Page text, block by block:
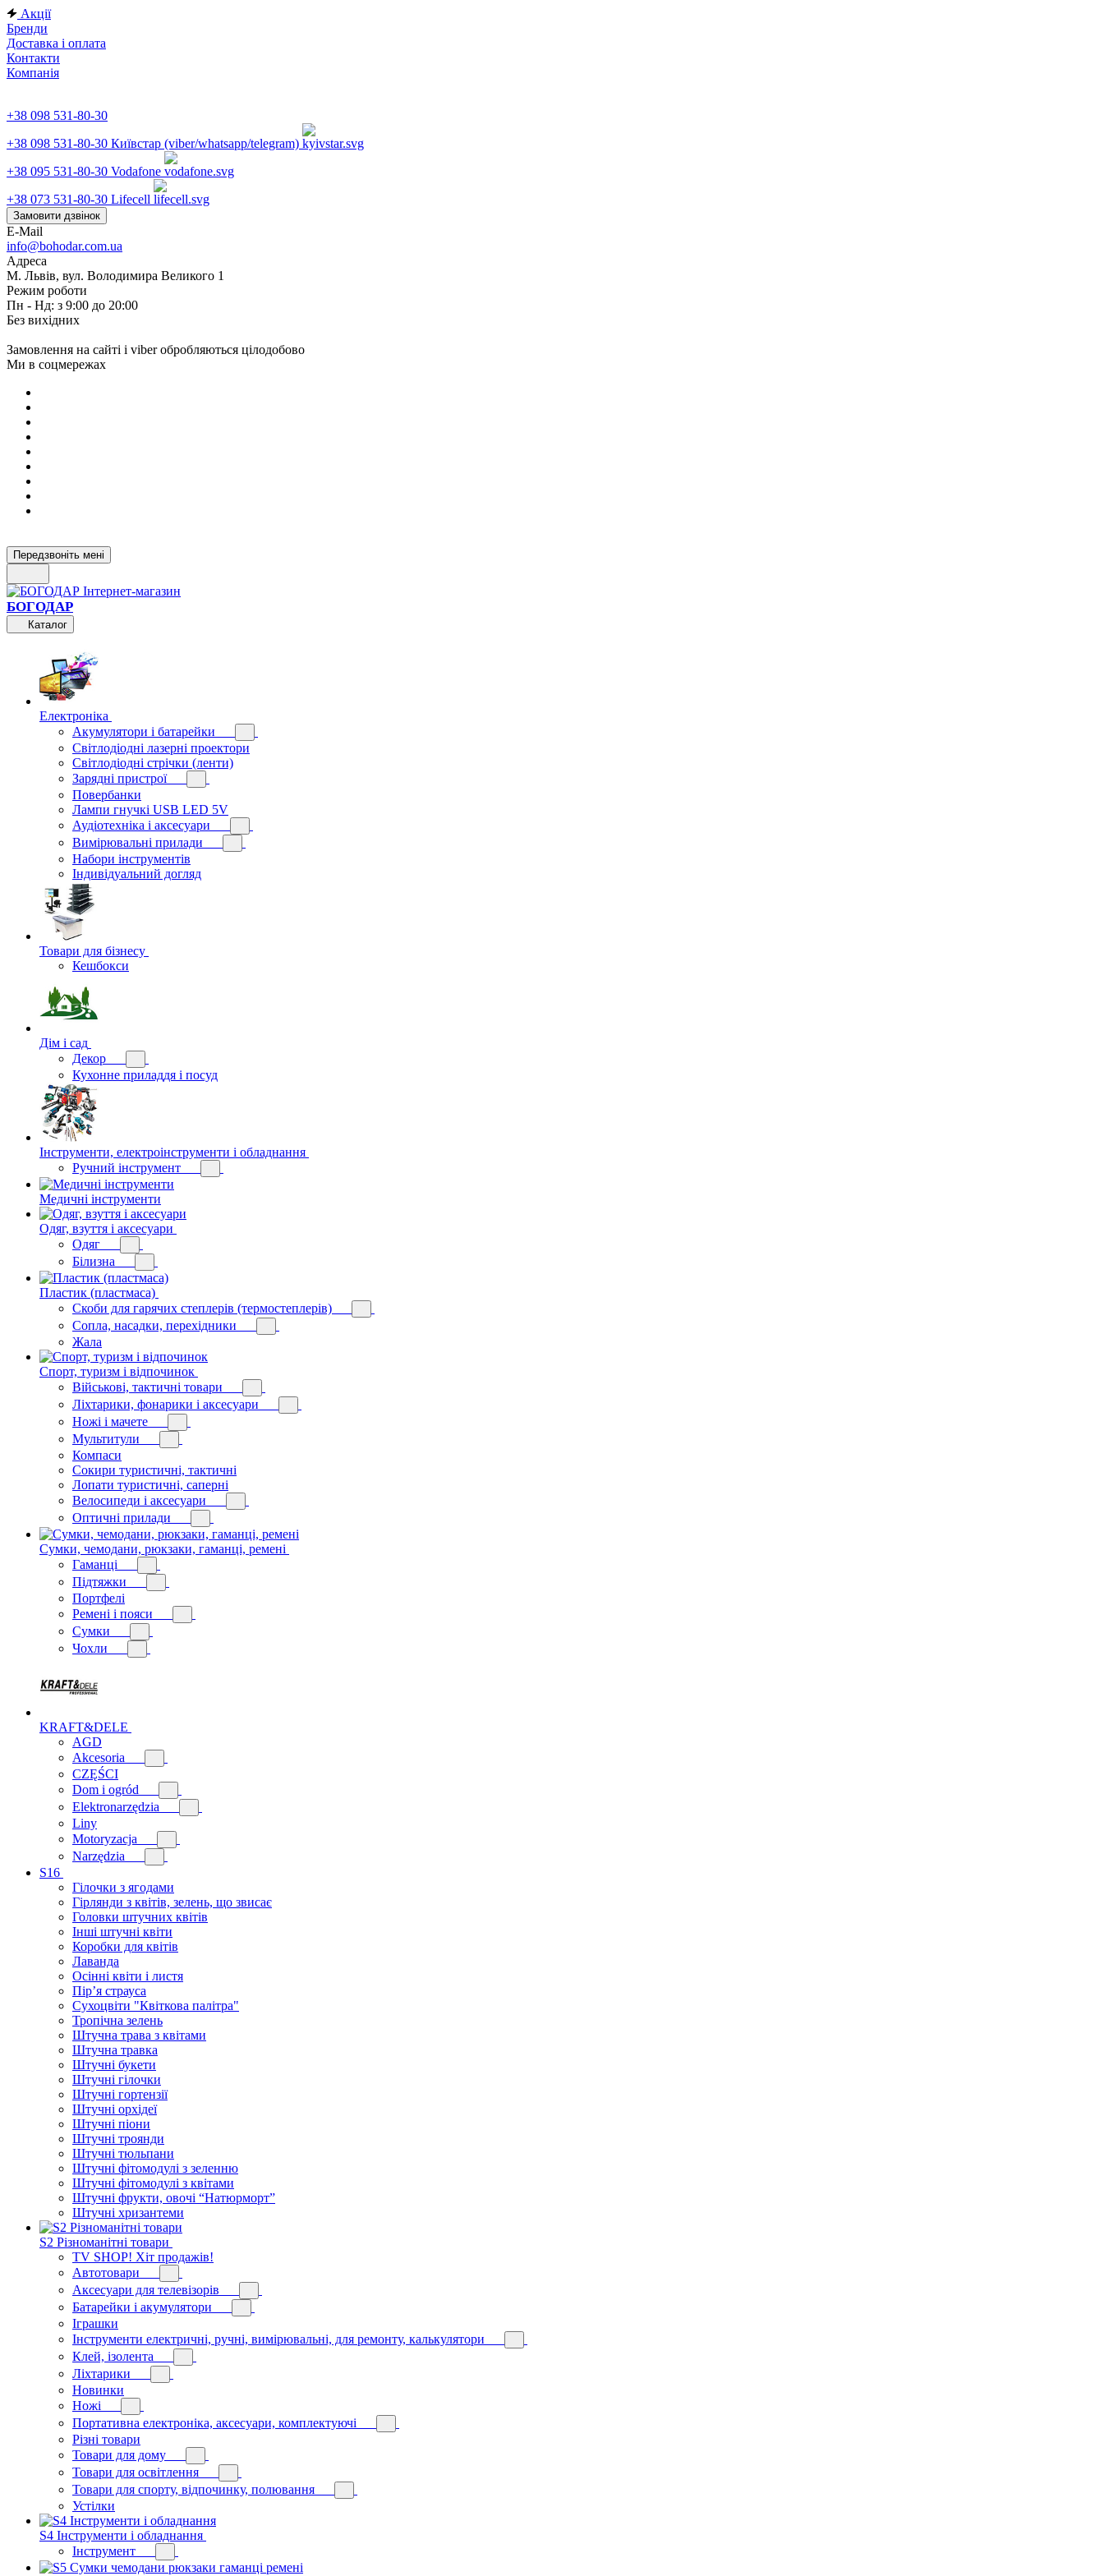
Акції
Бренди
Доставка і оплата
Контакти
Компанія
+38 098 531-80-30
+38 098 531-80-30 Київстар (viber/whatsapp/telegram)
+38 095 531-80-30 Vodafone
+38 073 531-80-30 Lifecell
Замовити дзвінок
E-Mail
info@bohodar.com.ua
Адреса
М. Львів, вул. Володимира Великого 1
Режим роботи
Пн - Нд: з 9:00 до 20:00
Без вихідних
Замовлення на сайті і viber обробляються цілодобово
Ми в соцмережах
Передзвоніть мені
БОГОДАР
Каталог
Електроніка
Акумулятори і батарейки
Світлодіодні лазерні проектори
Світлодіодні стрічки (ленти)
Зарядні пристрої
Повербанки
Лампи гнучкі USB LED 5V
Аудіотехніка і аксесуари
Вимірювальні прилади
Набори інструментів
Індивідуальний догляд
Товари для бізнесу
Кешбокси
Дім і сад
Декор
Кухонне приладдя і посуд
Інструменти, електроінструменти і обладнання
Ручний інструмент
Медичні інструменти
Одяг, взуття і аксесуари
Одяг
Білизна
Пластик (пластмаса)
Скоби для гарячих степлерів (термостеплерів)
Сопла, насадки, перехідники
Жала
Спорт, туризм і відпочинок
Військові, тактичні товари
Ліхтарики, фонарики і аксесуари
Ножі і мачете
Мультитули
Компаси
Сокири туристичні, тактичні
Лопати туристичні, саперні
Велосипеди і аксесуари
Оптичні прилади
Сумки, чемодани, рюкзаки, гаманці, ремені
Гаманці
Підтяжки
Портфелі
Ремені і пояси
Сумки
Чохли
KRAFT&DELE
AGD
Akcesoria
CZĘŚCI
Dom i ogród
Elektronarzędzia
Liny
Motoryzacja
Narzędzia
S16
Гілочки з ягодами
Гірлянди з квітів, зелень, що звисає
Головки штучних квітів
Інші штучні квіти
Коробки для квітів
Лаванда
Осінні квіти і листя
Пір’я страуса
Сухоцвіти "Квіткова палітра"
Тропічна зелень
Штучна трава з квітами
Штучна травка
Штучні букети
Штучні гілочки
Штучні гортензії
Штучні орхідеї
Штучні піони
Штучні троянди
Штучні тюльпани
Штучні фітомодулі з зеленню
Штучні фітомодулі з квітами
Штучні фрукти, овочі “Натюрморт”
Штучні хризантеми
S2 Різноманітні товари
TV SHOP! Хіт продажів!
Автотовари
Аксесуари для телевізорів
Батарейки і акумулятори
Іграшки
Інструменти електричні, ручні, вимірювальні, для ремонту, калькулятори
Клей, ізолента
Ліхтарики
Новинки
Ножі
Портативна електроніка, аксесуари, комплектуючі
Різні товари
Товари для дому
Товари для освітлення
Товари для спорту, відпочинку, полювання
Устілки
S4 Інструменти і обладнання
Інструмент